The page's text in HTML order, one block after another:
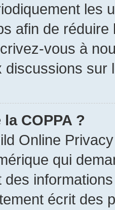
les
afin de
vous à
discussions sur
COPPA ?
Online
qui
des
écrit des